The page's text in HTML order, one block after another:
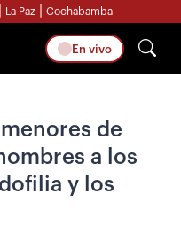
La Paz Cochabamba
En vivo
de
a los
y los